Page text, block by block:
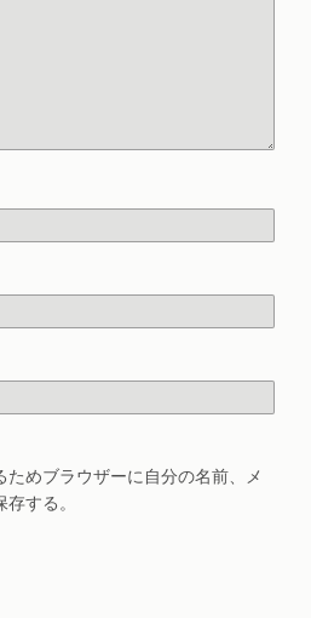
めブラウザーに自分の名前、メ
する。